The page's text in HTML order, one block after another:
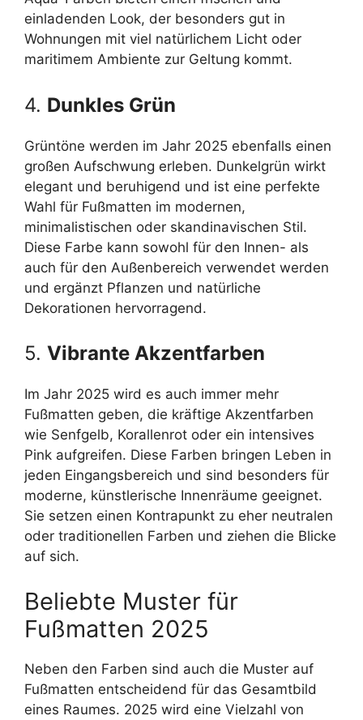
einladenden Look, der besonders gut in
Wohnungen mit viel natürlichem Licht oder
maritimem Ambiente zur Geltung kommt.
4. Dunkles Grün
Grüntöne werden im Jahr 2025 ebenfalls einen
großen Aufschwung erleben. Dunkelgrün wirkt
elegant und beruhigend und ist eine perfekte
Wahl für Fußmatten im modernen,
minimalistischen oder skandinavischen Stil.
Diese Farbe kann sowohl für den Innen- als
auch für den Außenbereich verwendet werden
und ergänzt Pflanzen und natürliche
Dekorationen hervorragend.
5. Vibrante Akzentfarben
Im Jahr 2025 wird es auch immer mehr
Fußmatten geben, die kräftige Akzentfarben
wie Senfgelb, Korallenrot oder ein intensives
Pink aufgreifen. Diese Farben bringen Leben in
jeden Eingangsbereich und sind besonders für
moderne, künstlerische Innenräume geeignet.
Sie setzen einen Kontrapunkt zu eher neutralen
oder traditionellen Farben und ziehen die Blicke
auf sich.
Beliebte Muster für
Fußmatten 2025
Neben den Farben sind auch die Muster auf
Fußmatten entscheidend für das Gesamtbild
eines Raumes. 2025 wird eine Vielzahl von